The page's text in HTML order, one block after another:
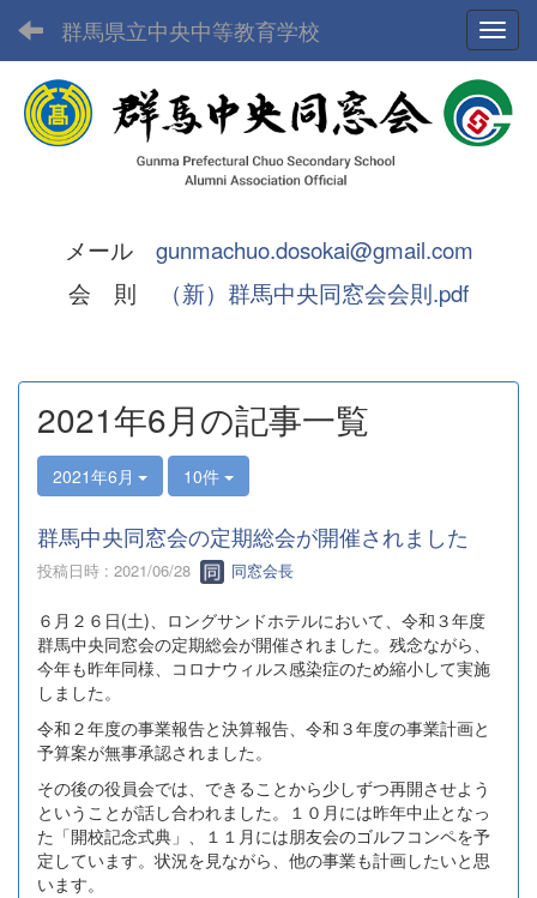
群馬県立中央中等教育学校
メール gunmachuo.dosokai@gmail.com
会 則
（新）群馬中央同窓会会則.pdf
2021年6月の記事一覧
2021年6月 10件
群馬中央同窓会の定期総会が開催されました
投稿日時 : 2021/06/28 同窓会長
６月２６日(土)、ロングサンドホテルにおいて、令和３年度
群馬中央同窓会の定期総会が開催されました。残念ながら、
今年も昨年同様、コロナウィルス感染症のため縮小して実施
しました。
令和２年度の事業報告と決算報告、令和３年度の事業計画と
予算案が無事承認されました。
その後の役員会では、できることから少しずつ再開させよう
ということが話し合われました。１０月には昨年中止となっ
た「開校記念式典」、１１月には朋友会のゴルフコンペを予
定しています。状況を見ながら、他の事業も計画したいと思
います。